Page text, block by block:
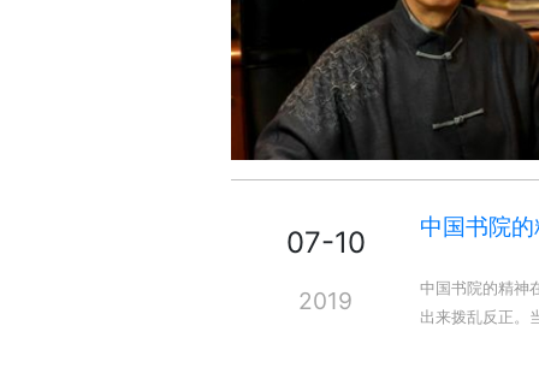
07-10
2019
中国书院
中国书院的精神
出来拨乱反正。